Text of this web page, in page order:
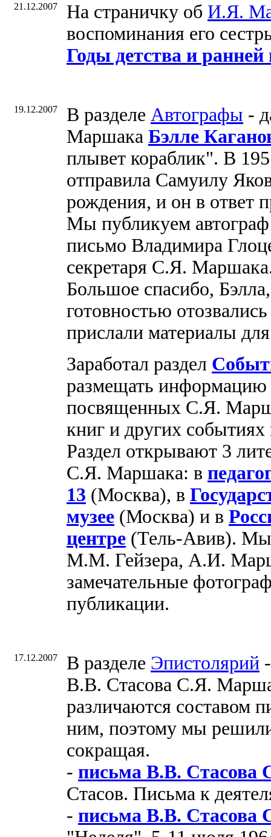
21.12.2007 На страничку об И.Я.
воспоминания его
Годы детства и
19.12.2007 В разделе Автографы -
Маршака Бэлле
плывет кораблик". В
отправила Самуилу
рождения, и он в ответ
Мы публикуем
письмо Владимира
секретаря С.Я.
Большое спасибо,
готовностью
прислали материалы
Заработал раздел
размещать информацию
посвященных С.Я.
книг и других
Раздел открывают 3
С.Я. Маршака: в
13 (Москва), в
музее (Москва) и в
центре (Тель-Авив). Мы
М.М. Гейзера, А.И.
замечательные
публикации.
17.12.2007 В разделе Эпистолярий
В.В. Стасова С.Я.
различаются составом
ним, поэтому мы
сокращая.
- письма В.В.
Стасов. Письма к
- письма В.В.